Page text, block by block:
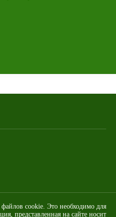
файлов cookie. Это необходимо для
представленная на сайте носит